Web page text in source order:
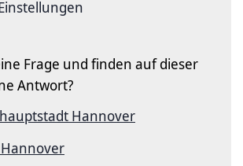
Frage und finden auf dieser
Antwort?
Hannover